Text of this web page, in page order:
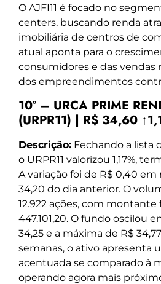
O AJFI11 é focado no
centers, buscando renda
imobiliária de centros de
atual aponta para o
consumidores e das vendas
dos empreendimentos
10º – URCA PRIME
(URPR11) | R$ 34,60
Descrição: Fechando a lista
o URPR11 valorizou 1,17%,
A variação foi de R$ 0,40 em
34,20 do dia anterior. O
12.922 ações, com
447.101,20. O fundo oscilou
34,25 e a máxima de R$
semanas, o ativo apresenta
acentuada se comparado à
operando agora mais